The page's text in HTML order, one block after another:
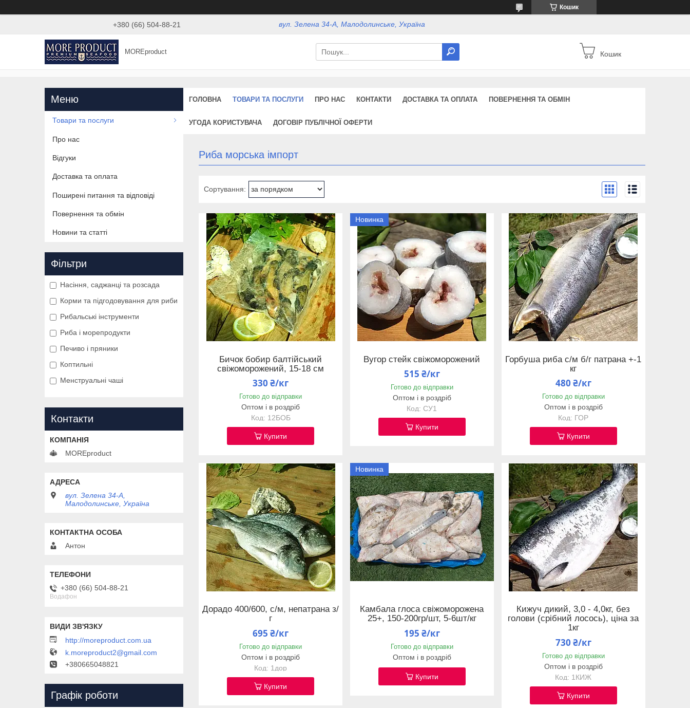
Кошик
+380 (66) 504-88-21 вул. Зелена 34-А, Малодолинське, Україна
MOREproduct Кошик
ГОЛОВНА ТОВАРИ ТА ПОСЛУГИ ПРО НАС КОНТАКТИ ДОСТАВКА ТА ОПЛАТА ПОВЕРНЕННЯ ТА ОБМІН
УГОДА КОРИСТУВАЧА ДОГОВІР ПУБЛІЧНОЇ ОФЕРТИ
Риба морська імпорт
Бичок бобир балтійський
свіжоморожений, 15-18 см
330 ₴/кг
Готово до відправки
Оптом і в роздріб
12БОБ
Купити
Новинка
Вугор стейк свіжоморожений
515 ₴/кг
Готово до відправки
Оптом і в роздріб
СУ1
Купити
Горбуша риба с/м б/г патрана +-1
кг
480 ₴/кг
Готово до відправки
Оптом і в роздріб
ГОР
Купити
Дорадо 400/600, с/м, непатрана з/
г
695 ₴/кг
Готово до відправки
Оптом і в роздріб
1дор
Купити
Новинка
Камбала глоса свіжоморожена
25+, 150-200гр/шт, 5-6шт/кг
195 ₴/кг
Готово до відправки
Оптом і в роздріб
Купити
Кижуч дикий, 3,0 - 4,0кг, без
голови (срібний лосось), ціна за
1кг
730 ₴/кг
Готово до відправки
Оптом і в роздріб
1КИЖ
Купити
Товари та послуги
Про нас
Відгуки
Доставка та оплата
Поширені питання та відповіді
Повернення та обмін
Новини та статті
Фільтри
Насіння, саджанці та розсада
Корми та підгодовування для риби
Рибальські інструменти
Риба і морепродукти
Печиво і пряники
Коптильні
Менструальні чаші
Контакти
MOREproduct
вул. Зелена 34-А,
Малодолинське, Україна
Антон
+380 (66) 504-88-21
Водафон
http://moreproduct.com.ua
k.moreproduct2@gmail.com
+380665048821
Графік роботи